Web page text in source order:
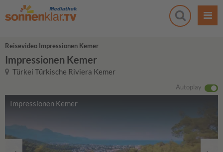
Reisevideo Impressionen Kemer
Impressionen Kemer
Türkei Türkische Riviera Kemer
Autoplay
Impressionen Kemer